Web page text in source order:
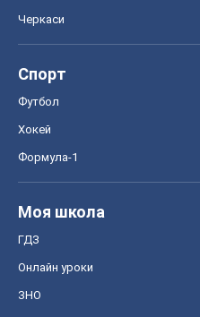
Черкаси
Спорт
Футбол
Хокей
Формула-1
Моя школа
ГДЗ
Онлайн уроки
ЗНО